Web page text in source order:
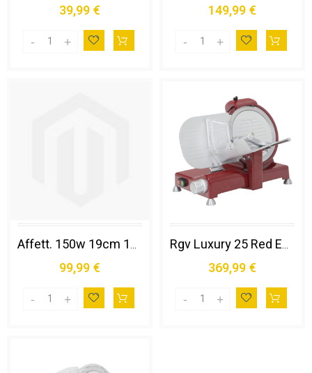
39,99 € 149,99 €
Affett. 150w 19cm 150x160mm Sl/bk
99,99 €
Rgv Luxury 25 Red Edition Affettatrice Elettrico 140 W Rosso Alluminio
369,99 €